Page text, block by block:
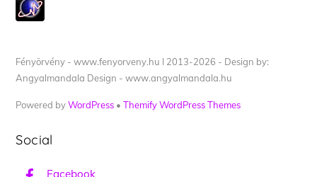
Fényörvény - www.fenyorveny.hu I 2013-2026 - Design by:
Angyalmandala Design - www.angyalmandala.hu
Powered byWordPress •Themify WordPress Themes
Social
Facebook